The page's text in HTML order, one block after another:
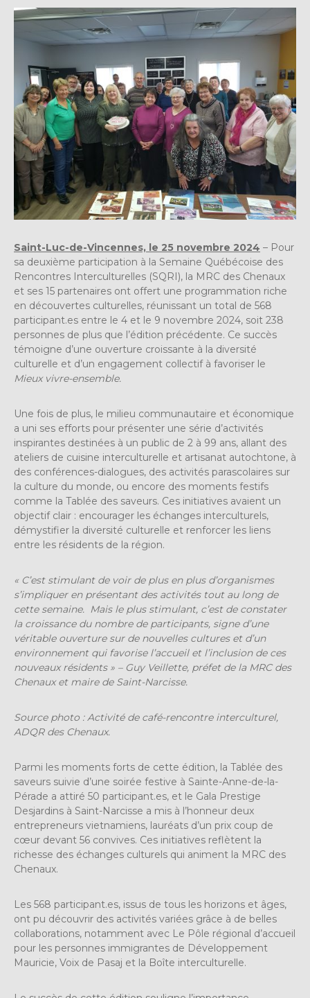
Saint-Luc-de-Vincennes, le 25 novembre 2024 – Pour
sa deuxième participation à la Semaine Québécoise des
Rencontres Interculturelles (SQRI), la MRC des Chenaux
et ses 15 partenaires ont offert une programmation riche
en découvertes culturelles, réunissant un total de 568
participant.es entre le 4 et le 9 novembre 2024, soit 238
personnes de plus que l’édition précédente. Ce succès
témoigne d’une ouverture croissante à la diversité
culturelle et d’un engagement collectif à favoriser le
Mieux vivre-ensemble.
Une fois de plus, le milieu communautaire et économique
a uni ses efforts pour présenter une série d’activités
inspirantes destinées à un public de 2 à 99 ans, allant des
ateliers de cuisine interculturelle et artisanat autochtone, à
des conférences-dialogues, des activités parascolaires sur
la culture du monde, ou encore des moments festifs
comme la Tablée des saveurs. Ces initiatives avaient un
objectif clair : encourager les échanges interculturels,
démystifier la diversité culturelle et renforcer les liens
entre les résidents de la région.
« C’est stimulant de voir de plus en plus d’organismes
s’impliquer en présentant des activités tout au long de
cette semaine. Mais le plus stimulant, c’est de constater
la croissance du nombre de participants, signe d’une
véritable ouverture sur de nouvelles cultures et d’un
environnement qui favorise l’accueil et l’inclusion de ces
nouveaux résidents » – Guy Veillette, préfet de la MRC des
Chenaux et maire de Saint-Narcisse.
Source photo : Activité de café-rencontre interculturel,
ADQR des Chenaux.
Parmi les moments forts de cette édition, la Tablée des
saveurs suivie d’une soirée festive à Sainte-Anne-de-la-
Pérade a attiré 50 participant.es, et le Gala Prestige
Desjardins à Saint-Narcisse a mis à l’honneur deux
entrepreneurs vietnamiens, lauréats d’un prix coup de
cœur devant 56 convives. Ces initiatives reflètent la
richesse des échanges culturels qui animent la MRC des
Chenaux.
Les 568 participant.es, issus de tous les horizons et âges,
ont pu découvrir des activités variées grâce à de belles
collaborations, notamment avec Le Pôle régional d’accueil
pour les personnes immigrantes de Développement
Mauricie, Voix de Pasaj et la Boîte interculturelle.